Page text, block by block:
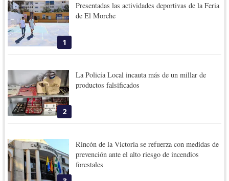
1
Presentadas las actividades deportivas de la Feria
de El Morche
2
La Policía Local incauta más de un millar de
productos falsificados
Rincón de la Victoria se refuerza con medidas de
prevención ante el alto riesgo de incendios
forestales